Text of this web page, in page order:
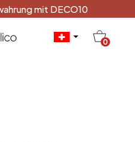
mit DECO10
0